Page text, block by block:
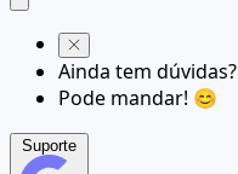
Ainda tem dúvidas?
Pode mandar! 😊
Suporte